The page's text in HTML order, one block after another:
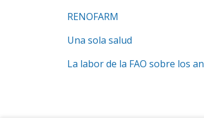
RENOFARM
Una sola salud
La labor de la FAO sobre los